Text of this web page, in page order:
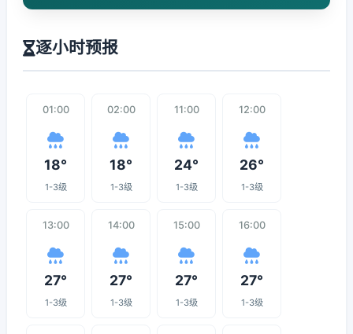
逐小时预报
01:00
18°
1-3级
02:00
18°
1-3级
11:00
24°
1-3级
12:00
26°
1-3级
13:00
27°
1-3级
14:00
27°
1-3级
15:00
27°
1-3级
16:00
27°
1-3级